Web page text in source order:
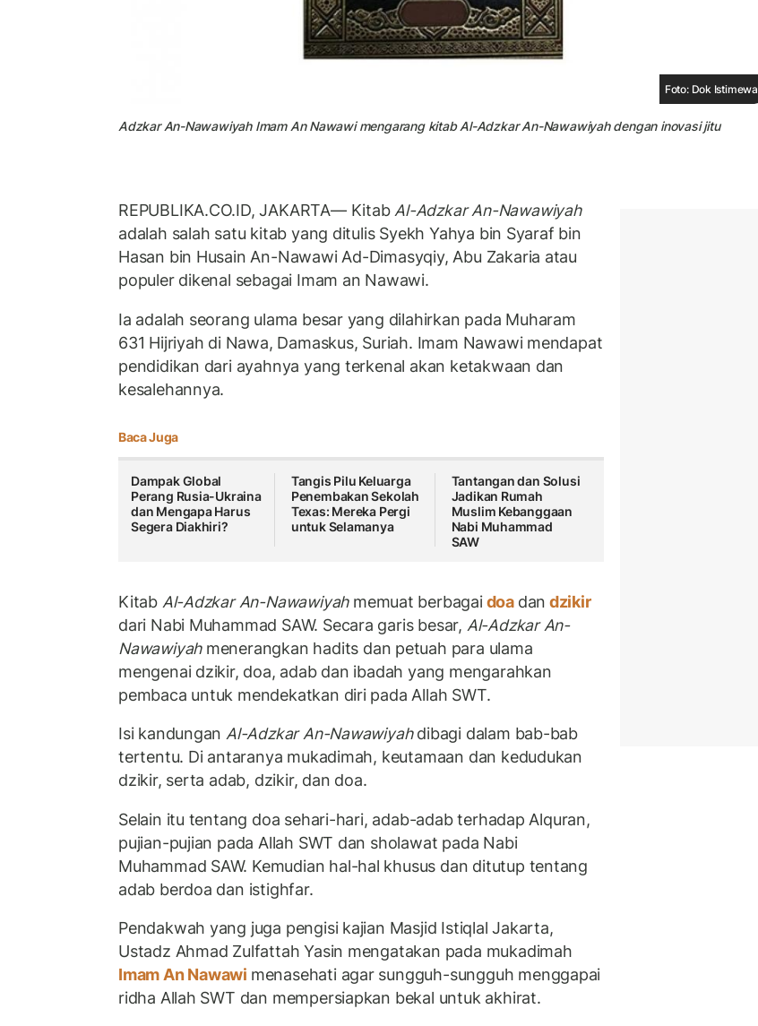
Foto: Dok Istimewa
Adzkar An-Nawawiyah Imam An Nawawi mengarang kitab Al-Adzkar An-Nawawiyah dengan inovasi jitu
REPUBLIKA.CO.ID, JAKARTA— KitabAl-Adzkar An-Nawawiyah
adalah salah satu kitab yang ditulis Syekh Yahya bin Syaraf bin
Hasan bin Husain An-Nawawi Ad-Dimasyqiy, Abu Zakaria atau
populer dikenal sebagai Imam an Nawawi.
Ia adalah seorang ulama besar yang dilahirkan pada Muharam
631 Hijriyah di Nawa, Damaskus, Suriah. Imam Nawawi mendapat
pendidikan dari ayahnya yang terkenal akan ketakwaan dan
kesalehannya.
Baca Juga
Dampak Global
Perang Rusia-Ukraina
dan Mengapa Harus
Segera Diakhiri?
Tangis Pilu Keluarga
Penembakan Sekolah
Texas: Mereka Pergi
untuk Selamanya
Tantangan dan Solusi
Jadikan Rumah
Muslim Kebanggaan
Nabi Muhammad
SAW
Kitab Al-Adzkar An-Nawawiyahmemuat berbagaidoa dan dzikir
dari Nabi Muhammad SAW. Secara garis besar, Al-Adzkar An-
Nawawiyahmenerangkan hadits dan petuah para ulama
mengenai dzikir, doa, adab dan ibadah yang mengarahkan
pembaca untuk mendekatkan diri pada Allah SWT.
Isi kandunganAl-Adzkar An-Nawawiyahdibagi dalam bab-bab
tertentu. Di antaranya mukadimah, keutamaan dan kedudukan
dzikir, serta adab, dzikir, dan doa.
Selain itu tentang doa sehari-hari, adab-adab terhadap Alquran,
pujian-pujian pada Allah SWT dan sholawat pada Nabi
Muhammad SAW. Kemudian hal-hal khusus dan ditutup tentang
adab berdoa dan istighfar.
Pendakwah yang juga pengisi kajian Masjid Istiqlal Jakarta,
Ustadz Ahmad Zulfattah Yasin mengatakan pada mukadimah
Imam An Nawawi menasehati agar sungguh-sungguh menggapai
ridha Allah SWT dan mempersiapkan bekal untuk akhirat.